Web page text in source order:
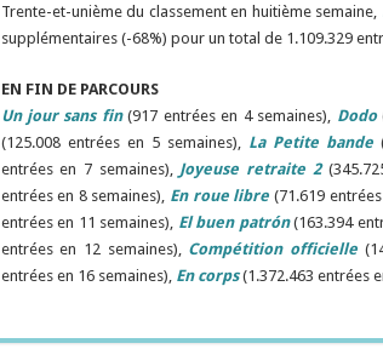
Trente-et-unième du classement en huitième semaine,
supplémentaires (-68%) pour un total de 1.109.329
EN FIN DE PARCOURS
Un jour sans fin (917 entrées en 4 semaines), Dodo
(125.008 entrées en 5 semaines), La Petite bande
entrées en 7 semaines), Joyeuse retraite 2
entrées en 8 semaines), En roue libre (71.619
entrées en 11 semaines), El buen patrón(163.394
entrées en 12 semaines), Compétition officielle
entrées en 16 semaines), En corps (1.372.463 entrées